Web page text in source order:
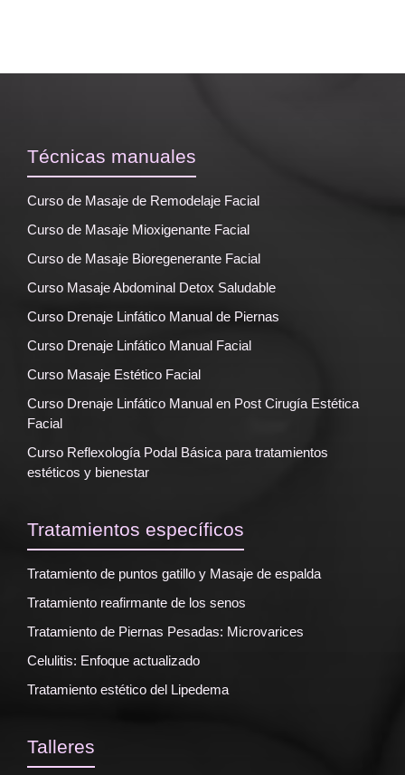
Técnicas manuales
Curso de Masaje de Remodelaje Facial
Curso de Masaje Mioxigenante Facial
Curso de Masaje Bioregenerante Facial
Curso Masaje Abdominal Detox Saludable
Curso Drenaje Linfático Manual de Piernas
Curso Drenaje Linfático Manual Facial
Curso Masaje Estético Facial
Curso Drenaje Linfático Manual en Post Cirugía Estética
Facial
Curso Reflexología Podal Básica para tratamientos
estéticos y bienestar
Tratamientos específicos
Tratamiento de puntos gatillo y Masaje de espalda
Tratamiento reafirmante de los senos
Tratamiento de Piernas Pesadas: Microvarices
Celulitis: Enfoque actualizado
Tratamiento estético del Lipedema
Talleres